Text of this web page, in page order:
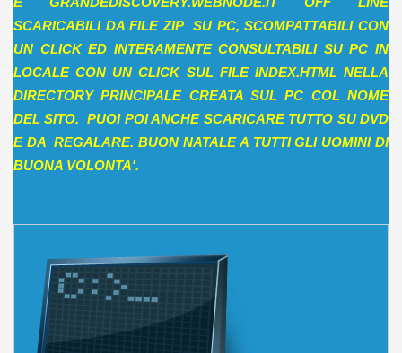
SCARICABILI DA FILE ZIP SU PC, SCOMPATTABILI CON
UN CLICK ED INTERAMENTE CONSULTABILI SU PC IN
LOCALE CON UN CLICK SUL FILE INDEX.HTML NELLA
DIRECTORY PRINCIPALE CREATA SUL PC COL NOME
DEL SITO. PUOI POI ANCHE SCARICARE TUTTO SU DVD
E DA REGALARE. BUON NATALE A TUTTI GLI UOMINI DI
BUONA VOLONTA'.